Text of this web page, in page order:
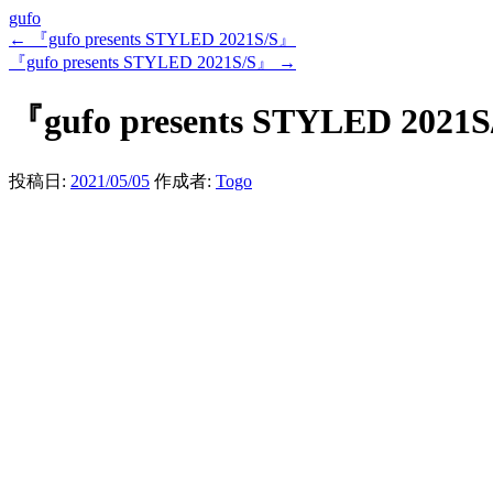
gufo
←
『gufo presents STYLED 2021S/S』
『gufo presents STYLED 2021S/S』
→
『gufo presents STYLED
投稿日: 2021/05/05 作成者: Togo